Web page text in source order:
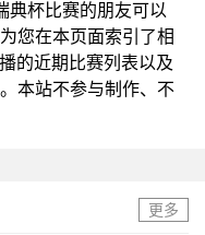
典杯比赛的朋友可以
您在本页面索引了相
的近期比赛列表以及
本站不参与制作、不
更多